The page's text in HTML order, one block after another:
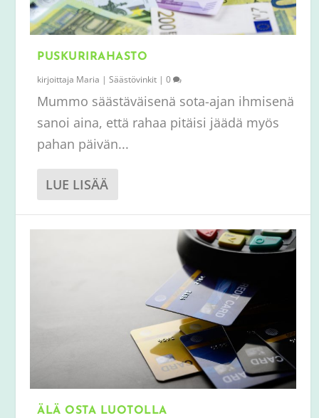
PUSKURIRAHAS­TO
kirjoittaja Maria |Säästövinkit |0
Mummo säästäväisenä sota-ajan ihmisenä
sanoi aina, että rahaa pitäisi jäädä myös
pahan päivän...
LUE LISÄÄ
ÄLÄ OSTA LUOTOLLA